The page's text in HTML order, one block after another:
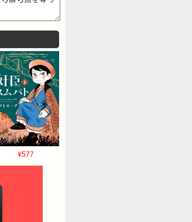
が極端に少
ＧＤＰの約
¥577